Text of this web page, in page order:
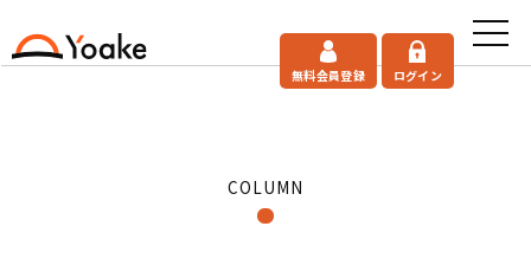
無料会員登録 ログイン
COLUMN